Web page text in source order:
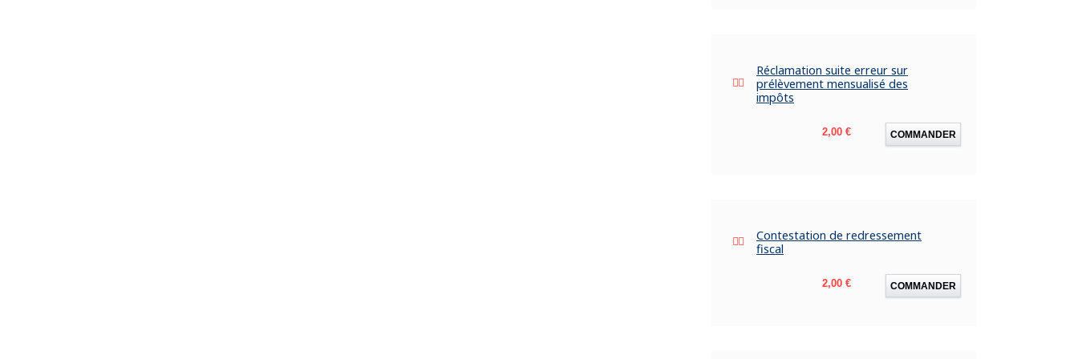
Réclamation suite erreur sur
prélèvement mensualisé des
impôts
Prix
2,00 € COMMANDER
Contestation de redressement
fiscal
Prix
2,00 € COMMANDER